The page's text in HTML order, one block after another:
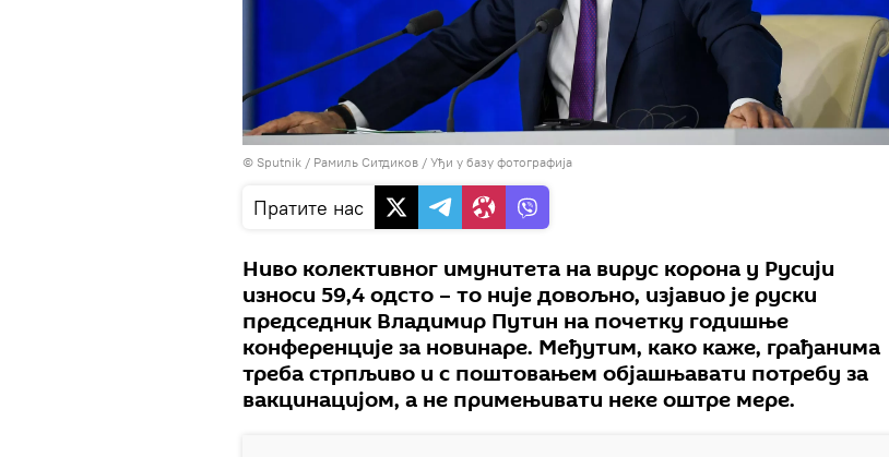
© Sputnik / Рамиль Ситдиков / Уђи у базу фотографија
Пратите нас
Ниво колективног имунитета на вирус корона у Русији
износи 59,4 одсто – то није довољно, изјавио је руски
председник Владимир Путин на почетку годишње
конференције за новинаре. Међутим, како каже, грађанима
треба стрпљиво и с поштовањем објашњавати потребу за
вакцинацијом, а не примењивати неке оштре мере.